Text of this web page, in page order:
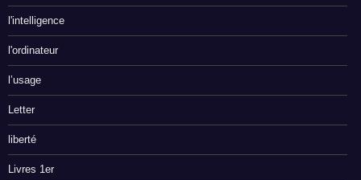
l'intelligence
l'ordinateur
l’usage
Letter
liberté
Livres 1er